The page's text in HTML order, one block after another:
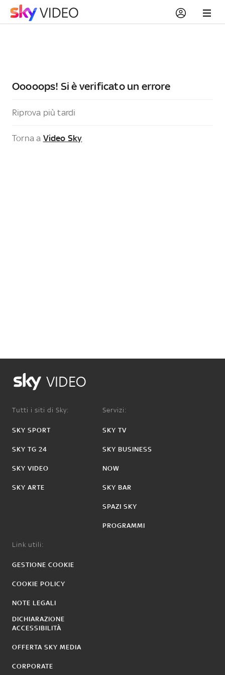
Ooooops! Si è verificato un errore
Riprova più tardi
Torna a Video Sky
VIDEO
Tutti i siti di Sky:
SKY SPORT
SKY TG 24
SKY VIDEO
SKY ARTE
Servizi:
SKY TV
SKY BUSINESS
NOW
SKY BAR
SPAZI SKY
PROGRAMMI
Link utili:
GESTIONE COOKIE
COOKIE POLICY
NOTE LEGALI
DICHIARAZIONE
ACCESSIBILITÀ
OFFERTA SKY MEDIA
CORPORATE